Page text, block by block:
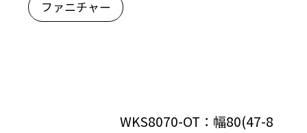
ファニチャー
WKS8070-OT：幅80(47-8